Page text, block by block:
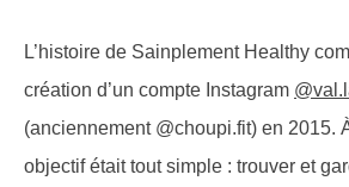
L’histoire de Sainplement Healthy
création d’un compte Instagram
(anciennement @choupi.fit) en 2015.
objectif était tout simple : trouver et